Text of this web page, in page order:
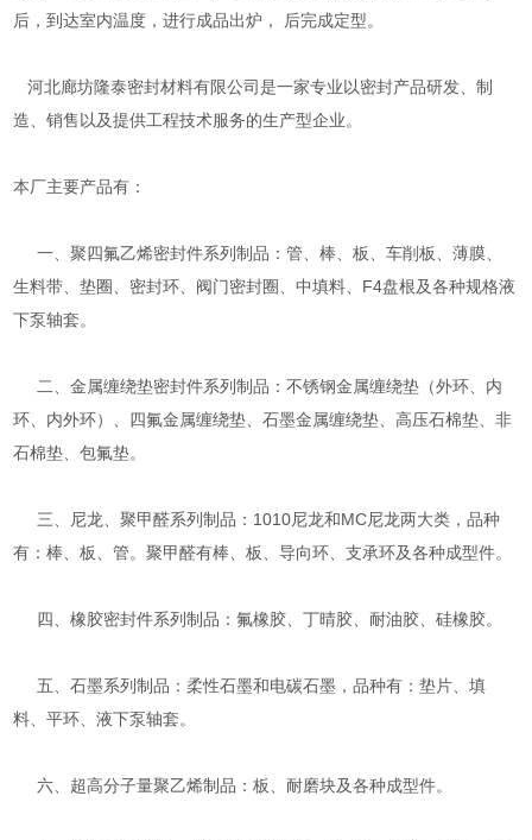
后，到达室内温度，进行成品出炉， 后完成定型。
河北廊坊隆泰密封材料有限公司是一家专业以密封产品研发、制
造、销售以及提供工程技术服务的生产型企业。
本厂主要产品有：
一、聚四氟乙烯密封件系列制品：管、棒、板、车削板、薄膜、
生料带、垫圈、密封环、阀门密封圈、中填料、F4盘根及各种规格液
下泵轴套。
二、金属缠绕垫密封件系列制品：不锈钢金属缠绕垫（外环、内
环、内外环）、四氟金属缠绕垫、石墨金属缠绕垫、高压石棉垫、非
石棉垫、包氟垫。
三、尼龙、聚甲醛系列制品：1010尼龙和MC尼龙两大类，品种
有：棒、板、管。聚甲醛有棒、板、导向环、支承环及各种成型件。
四、橡胶密封件系列制品：氟橡胶、丁晴胶、耐油胶、硅橡胶。
五、石墨系列制品：柔性石墨和电碳石墨，品种有：垫片、填
料、平环、液下泵轴套。
六、超高分子量聚乙烯制品：板、耐磨块及各种成型件。